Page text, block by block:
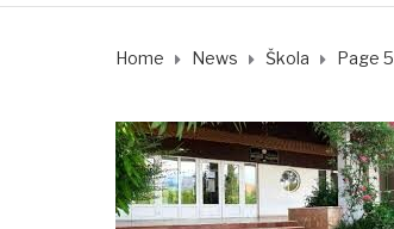
Home News Škola Page 5